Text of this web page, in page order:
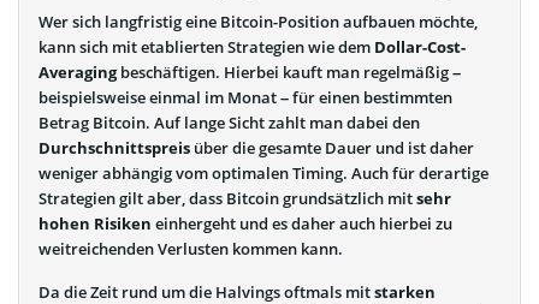
Wer sich langfristig eine Bitcoin-Position aufbauen möchte,
kann sich mit etablierten Strategien wie dem Dollar-Cost-
Averagingbeschäftigen. Hierbei kauft man regelmäßig –
beispielsweise einmal im Monat – für einen bestimmten
Betrag Bitcoin. Auf lange Sicht zahlt man dabei den
Durchschnittspreis über die gesamte Dauer und ist daher
weniger abhängig vom optimalen Timing. Auch für derartige
Strategien gilt aber, dass Bitcoin grundsätzlich mitsehr
hohen Risiken einhergeht und es daher auch hierbei zu
weitreichenden Verlusten kommen kann.
Da die Zeit rund um die Halvings oftmals mitstarken